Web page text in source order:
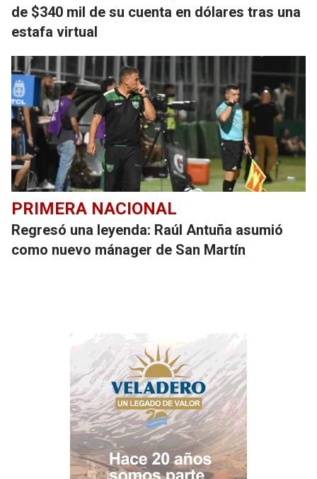
de $340 mil de su cuenta en dólares tras una
estafa virtual
PRIMERA NACIONAL
Regresó una leyenda: Raúl Antuña asumió
como nuevo mánager de San Martín